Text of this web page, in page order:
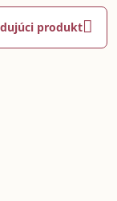
produkt